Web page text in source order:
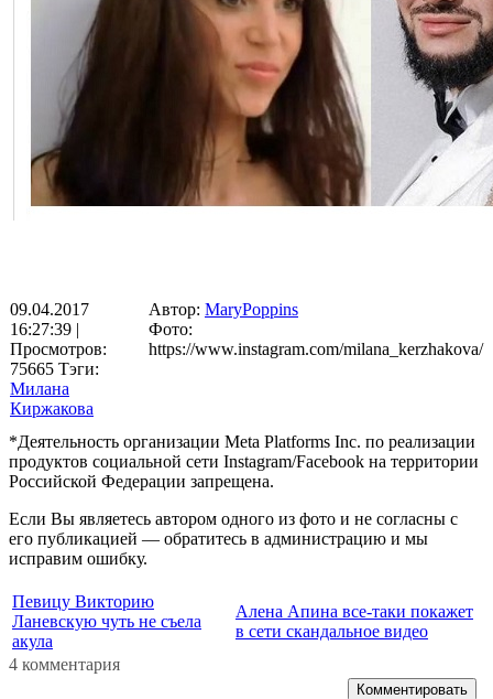
09.04.2017
16:27:39 |
Просмотров:
75665 Тэги:
Милана
Киржакова
Автор: MaryPoppins
Фото:
https://www.instagram.com/milana_kerzhakova/
*Деятельность организации Meta Platforms Inc. по реализации
продуктов социальной сети Instagram/Facebook на территории
Российской Федерации запрещена.
Если Вы являетесь автором одного из фото и не согласны с
его публикацией — обратитесь в администрацию и мы
исправим ошибку.
Певицу Викторию
Ланевскую чуть не съела
акула
Алена Апина все-таки покажет
в сети скандальное видео
4 комментария
Комментировать